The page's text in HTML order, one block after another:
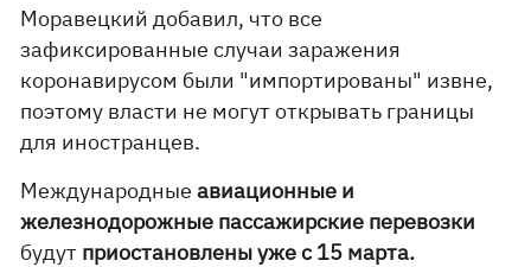
Моравецкий добавил, что все
зафиксированные случаи заражения
коронавирусом были "импортированы" извне,
поэтому власти не могут открывать границы
для иностранцев.
Международныеавиационные и
железнодорожные пассажирские перевозки
будут приостановлены уже с 15 марта.